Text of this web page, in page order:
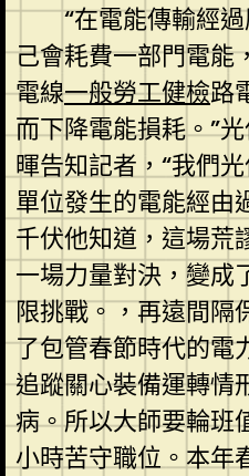
“在電能傳輸經
己會耗費一部門電能
電線一般勞工健檢路
而下降電能損耗。”
暉告知記者，“我們
單位發生的電能經由
千伏他知道，這場荒
一場力量對決，變成
限挑戰。，再遠間隔
了包管春節時代的電
追蹤關心裝備運轉情
病。所以大師要輪班
小時苦守職位。本年